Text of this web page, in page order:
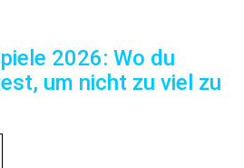
2026: Wo du
um nicht zu viel zu